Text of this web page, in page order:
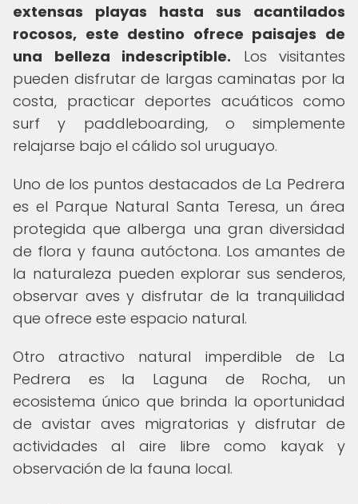
extensas playas hasta sus acantilados
rocosos, este destino ofrece paisajes de
una belleza indescriptible. Los visitantes
pueden disfrutar de largas caminatas por la
costa, practicar deportes acuáticos como
surf y paddleboarding, o simplemente
relajarse bajo el cálido sol uruguayo.
Uno de los puntos destacados de La Pedrera
es el Parque Natural Santa Teresa, un área
protegida que alberga una gran diversidad
de flora y fauna autóctona. Los amantes de
la naturaleza pueden explorar sus senderos,
observar aves y disfrutar de la tranquilidad
que ofrece este espacio natural.
Otro atractivo natural imperdible de La
Pedrera es la Laguna de Rocha, un
ecosistema único que brinda la oportunidad
de avistar aves migratorias y disfrutar de
actividades al aire libre como kayak y
observación de la fauna local.